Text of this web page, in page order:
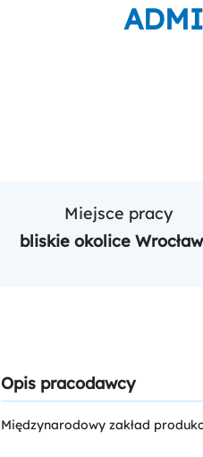
Miejsce pracy
bliskie okolice
Opis pracodawcy
Międzynarodowy zakład